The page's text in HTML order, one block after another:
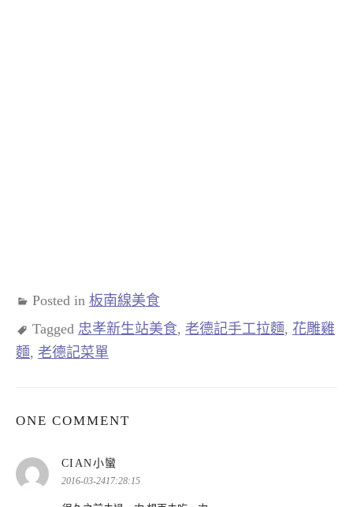
Posted in 板南線美食
Tagged 忠孝新生站美食, 老德記手工拉麵, 花雕雞
麵, 老德記菜單
ONE COMMENT
CIAN小蠻
示:
2016-03-2417:28:15